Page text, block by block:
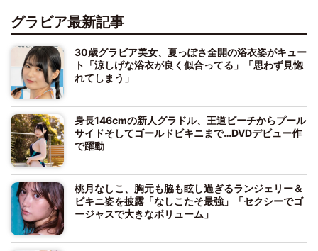
グラビア最新記事
30歳グラビア美女、夏っぽさ全開の浴衣姿がキュー
ト「涼しげな浴衣が良く似合ってる」「思わず見惚
れてしまう」
身長146cmの新人グラドル、王道ビーチからプール
サイドそしてゴールドビキニまで…DVDデビュー作
で躍動
桃月なしこ、胸元も脇も眩し過ぎるランジェリー＆
ビキニ姿を披露「なしこたそ最強」「セクシーでゴ
ージャスで大きなボリューム」